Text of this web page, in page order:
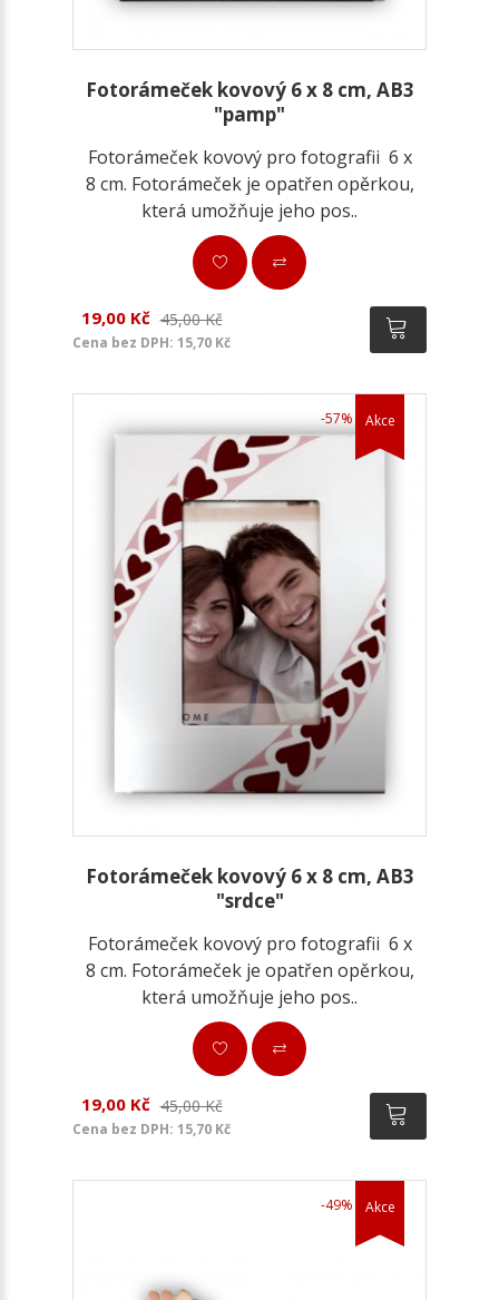
Fotorámeček kovový 6 x 8 cm, AB3
"pamp"
Fotorámeček kovový pro fotografii 6 x
8 cm. Fotorámeček je opatřen opěrkou,
která umožňuje jeho pos..
19,00 Kč 45,00 Kč
Cena bez DPH: 15,70 Kč
Akce
-57%
Fotorámeček kovový 6 x 8 cm, AB3
"srdce"
Fotorámeček kovový pro fotografii 6 x
8 cm. Fotorámeček je opatřen opěrkou,
která umožňuje jeho pos..
19,00 Kč 45,00 Kč
Cena bez DPH: 15,70 Kč
Akce
-49%